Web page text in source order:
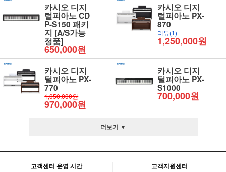
카시오 디지
털피아노 CD
P-S150 패키
지 [A/S가능
정품]
650,000원
카시오 디지
털피아노 PX-
870
리뷰(1)
1,250,000원
카시오 디지
털피아노 PX-
770
1,050,000원
970,000원
카시오 디지
털피아노 PX-
S1000
700,000원
더보기 ▼
고객센터 운영 시간 고객지원센터